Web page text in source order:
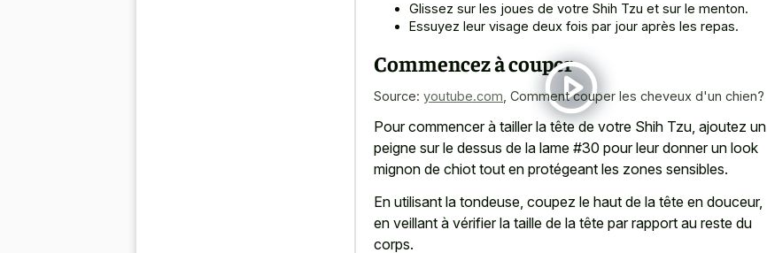
Glissez sur les joues de votre Shih Tzu et sur le menton.
Essuyez leur visage deux fois par jour après les repas.
Commencez à couper
Source: youtube.com Comment couper les cheveux d'un chien?
Pour commencer à tailler la tête de votre Shih Tzu, ajoutez un
peigne sur le dessus de la lame #30 pour leur donner un look
mignon de chiot tout en protégeant les zones sensibles.
En utilisant la tondeuse, coupez le haut de la tête en douceur,
en veillant à vérifier la taille de la tête par rapport au reste du
corps.